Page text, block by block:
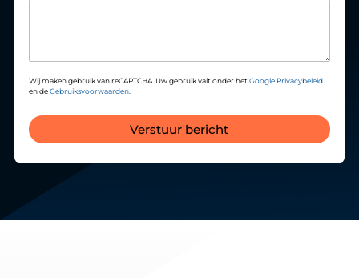
Wij maken gebruik van reCAPTCHA. Uw gebruik valt onder het Google Privacybeleid
en deGebruiksvoorwaarden.
Verstuur bericht